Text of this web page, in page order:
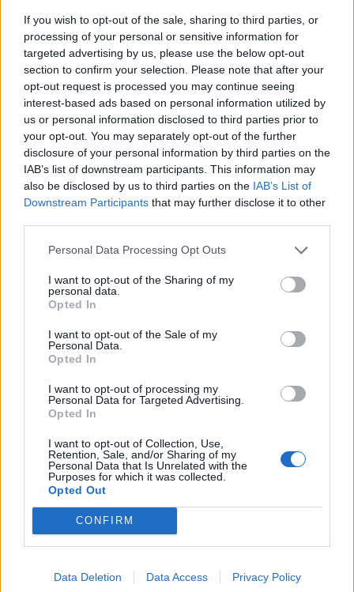
If you wish to opt-out of the sale, sharing to third parties, or
processing of your personal or sensitive information for
targeted advertising by us, please use the below opt-out
section to confirm your selection. Please note that after your
opt-out request is processed you may continue seeing
interest-based ads based on personal information utilized by
us or personal information disclosed to third parties prior to
your opt-out. You may separately opt-out of the further
disclosure of your personal information by third parties on the
IAB’s list of downstream participants. This information may
also be disclosed by us to third parties on the IAB’s List of
Downstream Participants that may further disclose it to other
Personal Data Processing Opt Outs
I want to opt-out of the Sharing of my
personal data.
Opted In
I want to opt-out of the Sale of my
Personal Data.
Opted In
I want to opt-out of processing my
Personal Data for Targeted Advertising.
Opted In
I want to opt-out of Collection, Use,
Retention, Sale, and/or Sharing of my
Personal Data that Is Unrelated with the
Purposes for which it was collected.
Opted Out
CONFIRM
Data Deletion Data Access Privacy Policy